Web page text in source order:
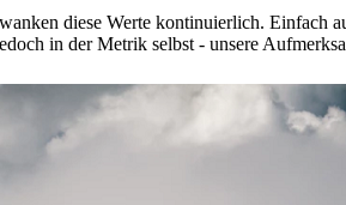
diese Werte kontinuierlich. Einfach
in der Metrik selbst - unsere